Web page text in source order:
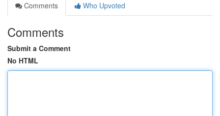
Comments
Who Upvoted
Comments
Submit a Comment
No HTML